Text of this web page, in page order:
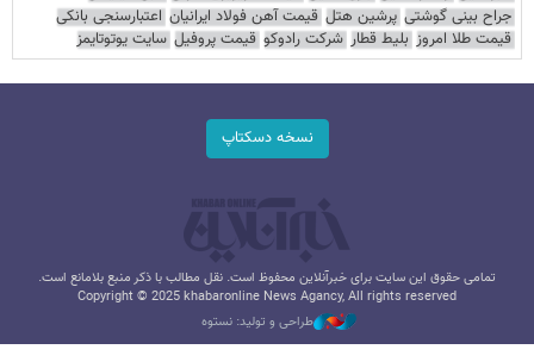
جراح بینی گوشتی پرشین هتل قیمت آهن فولاد ایرانیان اعتبارسنجی بانکی
قیمت طلا امروز بلیط قطار شرکت رادوکو قیمت پروفیل سایت یوتوتایمز
نسخه دسکتاپ
تمامی حقوق این سایت برای خبرآنلاین محفوظ است. نقل مطالب با ذکر منبع بلامانع است.
Copyright © 2025 khabaronline News Agancy, All rights reserved
طراحی و تولید: نستوه